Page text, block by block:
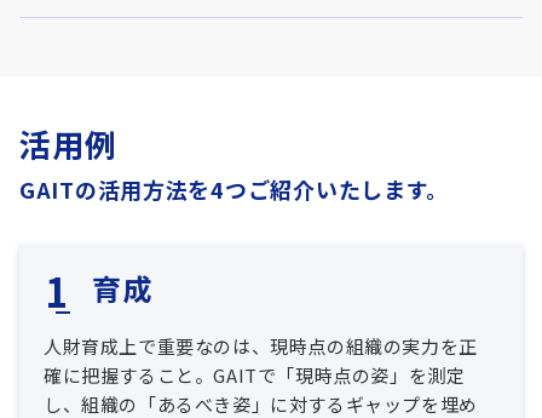
活用例
GAITの活用方法を4つご紹介いたします。
育成
人財育成上で重要なのは、現時点の組織の実力を正
確に把握すること。GAITで「現時点の姿」を測定
し、組織の「あるべき姿」に対するギャップを埋め